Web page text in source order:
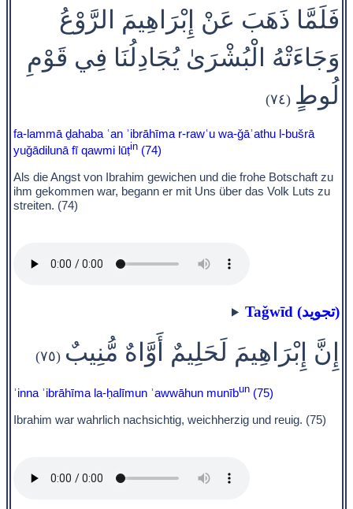
فَلَمَّا ذَهَبَ عَنْ إِبْرَاهِيمَ الرَّوْعُ
وَجَاءَتْهُ الْبُشْرَىٰ يُجَادِلُنَا فِي قَوْمِ
لُوطٍ (٧٤)
fa-lammā ḏahaba ʿan ʾibrāhīma r-rawʿu wa-ǧāʾathu l-bušrā
yuǧādilunā fī qawmi lūṭin (74)
Als die Angst von Ibrahim gewichen und die frohe Botschaft zu
ihm gekommen war, begann er mit Uns über das Volk Luts zu
streiten. (74)
Taǧwīd (تجويد)
إِنَّ إِبْرَاهِيمَ لَحَلِيمٌ أَوَّاهٌ مُّنِيبٌ (٧٥)
ʾinna ʾibrāhīma la-ḥalīmun ʾawwāhun munībun (75)
Ibrahim war wahrlich nachsichtig, weichherzig und reuig. (75)